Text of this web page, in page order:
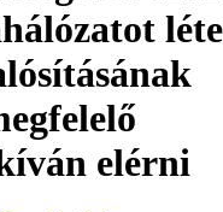
elérni